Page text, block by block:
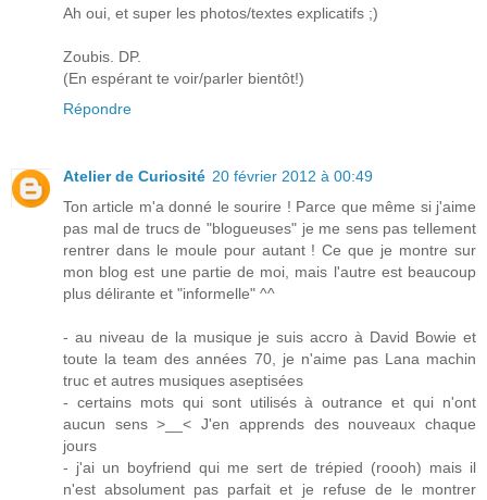
Ah oui, et super les photos/textes explicatifs ;)
Zoubis. DP.
(En espérant te voir/parler bientôt!)
Répondre
Atelier de Curiosité 20 février 2012 à 00:49
Ton article m'a donné le sourire ! Parce que même si j'aime
pas mal de trucs de "blogueuses" je me sens pas tellement
rentrer dans le moule pour autant ! Ce que je montre sur
mon blog est une partie de moi, mais l'autre est beaucoup
plus délirante et "informelle" ^^
- au niveau de la musique je suis accro à David Bowie et
toute la team des années 70, je n'aime pas Lana machin
truc et autres musiques aseptisées
- certains mots qui sont utilisés à outrance et qui n'ont
aucun sens >__< J'en apprends des nouveaux chaque
jours
- j'ai un boyfriend qui me sert de trépied (roooh) mais il
n'est absolument pas parfait et je refuse de le montrer